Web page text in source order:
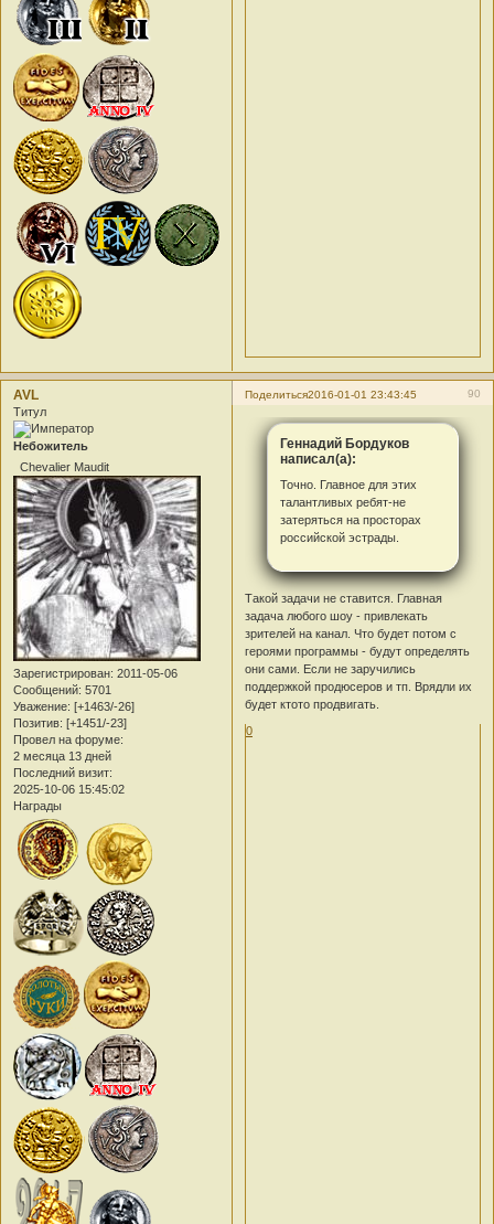
Поделиться 90
2016-01-01 23:43:45
AVL
Титул
Небожитель
Chevalier Maudit
Зарегистрирован: 2011-05-06
Сообщений: 5701
Уважение: [+1463/-26]
Позитив: [+1451/-23]
Провел на форуме:
2 месяца 13 дней
Последний визит:
2025-10-06 15:45:02
Награды
Геннадий Бордуков
написал(а):
Точно. Главное для этих
талантливых ребят-не
затеряться на просторах
российской эстрады.
Такой задачи не ставится. Главная
задача любого шоу - привлекать
зрителей на канал. Что будет потом с
героями программы - будут определять
они сами. Если не заручились
поддержкой продюсеров и тп. Врядли их
будет ктото продвигать.
0